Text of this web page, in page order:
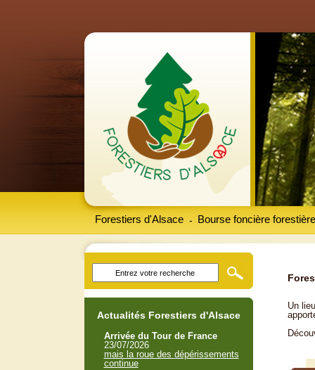
Forestiers d'Alsace Bourse foncière forestière
-
Un
Actualités Forestiers d'Alsace
Arrivée du Tour de France
23/07/2026
mais la roue des dépérissements
continue